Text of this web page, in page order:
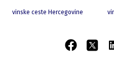
vinske ceste Hercegovine